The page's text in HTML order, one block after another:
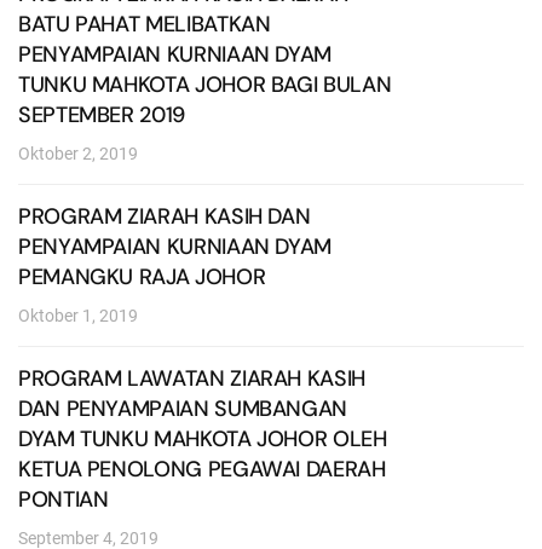
BATU PAHAT MELIBATKAN
PENYAMPAIAN KURNIAAN DYAM
TUNKU MAHKOTA JOHOR BAGI BULAN
SEPTEMBER 2019
Oktober 2, 2019
PROGRAM ZIARAH KASIH DAN
PENYAMPAIAN KURNIAAN DYAM
PEMANGKU RAJA JOHOR
Oktober 1, 2019
PROGRAM LAWATAN ZIARAH KASIH
DAN PENYAMPAIAN SUMBANGAN
DYAM TUNKU MAHKOTA JOHOR OLEH
KETUA PENOLONG PEGAWAI DAERAH
PONTIAN
September 4, 2019